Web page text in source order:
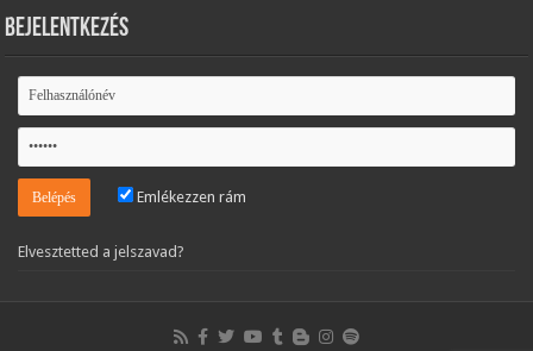
Bejelentkezés
Emlékezzen rám
Elvesztetted a jelszavad?